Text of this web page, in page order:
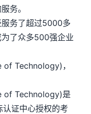
务。
务了超过5000多
了众多500强企业
Technology)，
Technology)是
证中心授权的考